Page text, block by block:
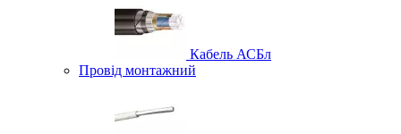
Кабель АСБл
Провід монтажний